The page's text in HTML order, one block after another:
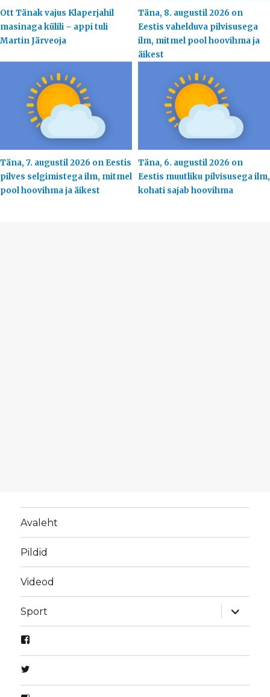
Ott Tänak vajus Klaperjahil
masinaga külili – appi tuli
Martin Järveoja
Täna, 8. augustil 2026 on
Eestis vahelduva pilvisusega
ilm, mitmel pool hoovihma ja
äikest
Täna, 7. augustil 2026 on Eestis
pilves selgimistega ilm, mitmel
pool hoovihma ja äikest
Täna, 6. augustil 2026 on
Eestis muutliku pilvisusega ilm,
kohati sajab hoovihma
Avaleht
Pildid
Videod
Sport
laienda